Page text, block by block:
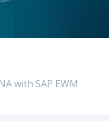
with SAP EWM